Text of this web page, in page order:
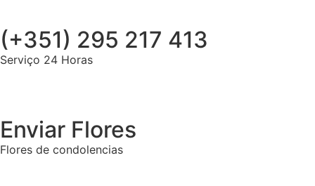
(+351) 295 217 413
Serviço 24 Horas
Enviar Flores
Flores de condolencias